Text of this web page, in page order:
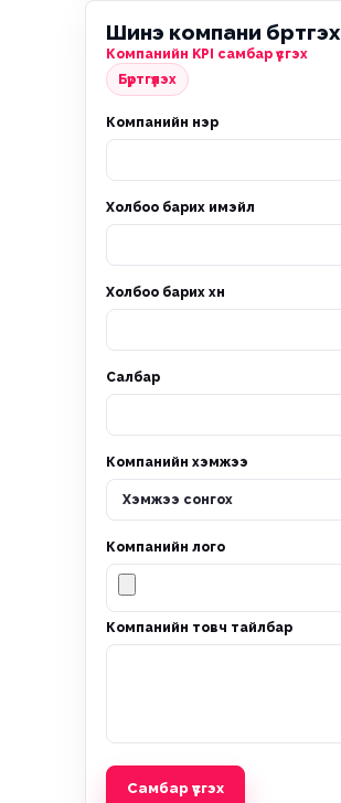
Шинэ компани бүртгэх
Компанийн KPI самбар үүсгэх
Бүртгүүлэх
Компанийн нэр
Холбоо барих имэйл
Холбоо барих хүн
Салбар
Компанийн хэмжээ
Компанийн лого
Компанийн товч тайлбар
Самбар үүсгэх